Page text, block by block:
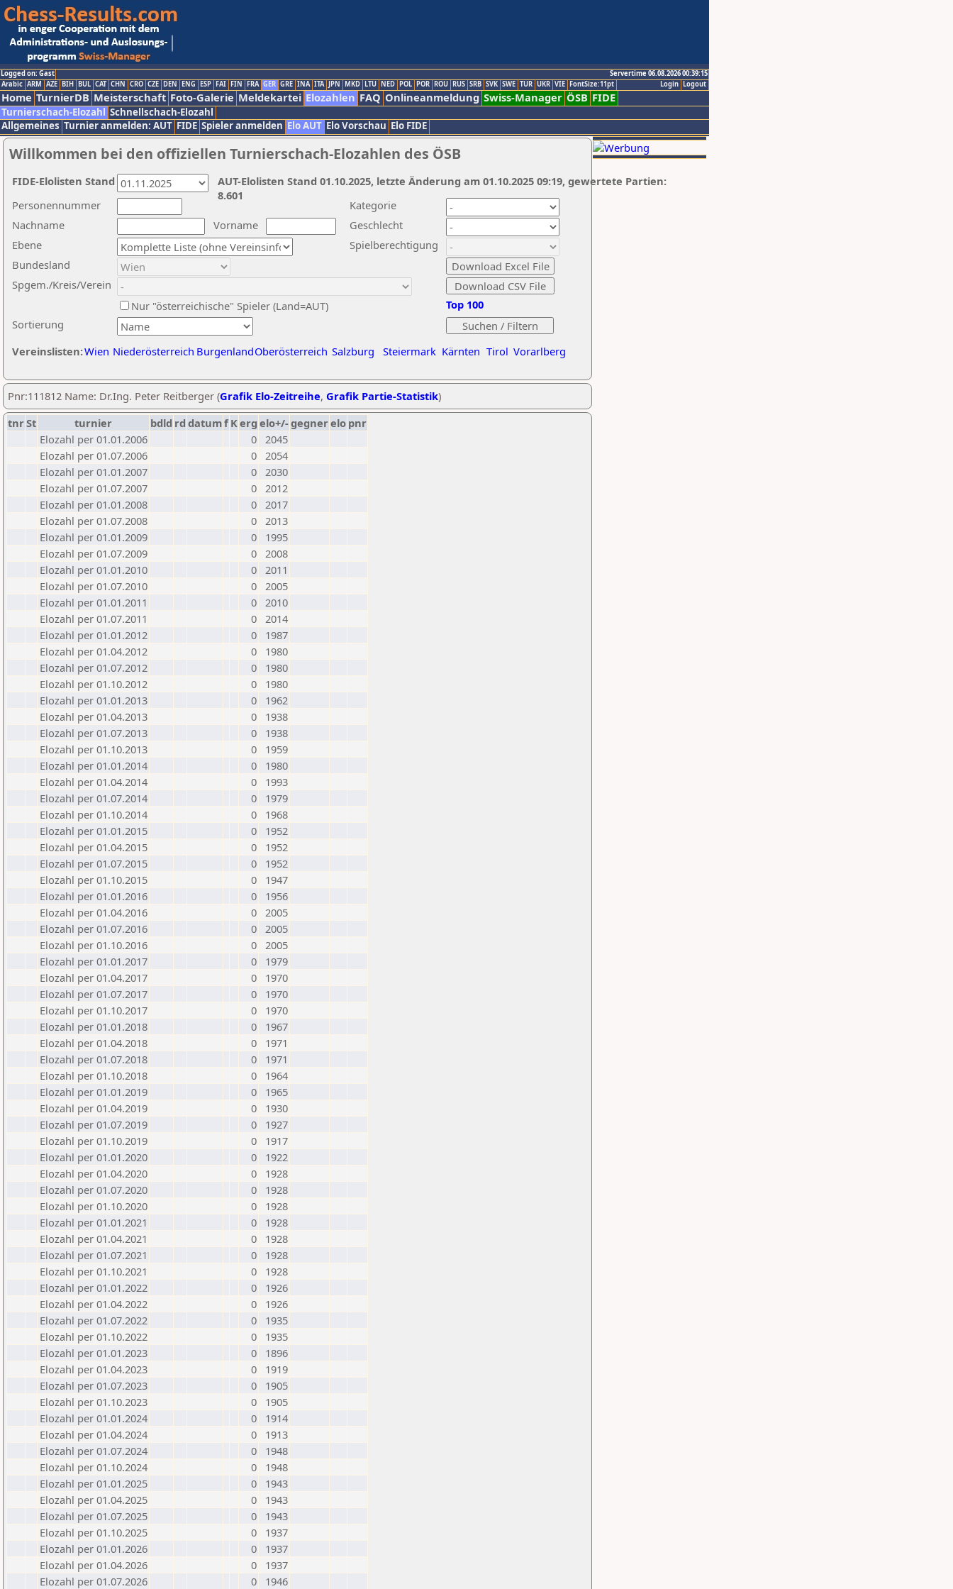
Logged on: Gast
Servertime 06.08.2026 00:39:15
Logout
Login
Arabic ARM AZE BIH BUL CAT CHN CRO CZE DEN ENG ESP FAI FIN FRA GER GRE INA ITA JPN MKD LTU NED POL POR ROU RUS SRB SVK SWE TUR UKR VIE FontSize:11pt
Home TurnierDB Meisterschaft Foto-Galerie Meldekartei Elozahlen FAQ Onlineanmeldung Swiss-Manager ÖSB FIDE
Turnierschach-Elozahl Schnellschach-Elozahl
Allgemeines Turnier anmelden: AUT FIDE Spieler anmelden Elo AUT Elo Vorschau Elo FIDE
Willkommen bei den offiziellen Turnierschach-Elozahlen des ÖSB
Nachname
Vorname
Ebene
Kategorie
Sortierung
Personennummer
Bundesland
Spgem./Kreis/Verein
Geschlecht
Nur "österreichische" Spieler (Land=AUT)
Spielberechtigung
Vereinslisten:Wien Niederösterreich BurgenlandOberösterreich Salzburg Steiermark Kärnten Tirol Vorarlberg
Top 100
AUT-Elolisten Stand 01.10.2025, letzte Änderung am 01.10.2025 09:19, gewertete Partien:
8.601
FIDE-Elolisten Stand
Pnr:111812 Name: Dr.Ing. Peter Reitberger (Grafik Elo-Zeitreihe, Grafik Partie-Statistik)
tnrSt turnier bdld rd datumf Kerg elo+/-gegnerelo pnr
Elozahl per 01.01.2006
0 2045
Elozahl per 01.07.2006
0 2054
Elozahl per 01.01.2007
0 2030
Elozahl per 01.07.2007
0 2012
Elozahl per 01.01.2008
0 2017
Elozahl per 01.07.2008
0 2013
Elozahl per 01.01.2009
0
1995
Elozahl per 01.07.2009
0 2008
Elozahl per 01.01.2010
0 2011
Elozahl per 01.07.2010
0 2005
Elozahl per 01.01.2011
0 2010
Elozahl per 01.07.2011
0 2014
Elozahl per 01.01.2012
0
1987
Elozahl per 01.04.2012
0
1980
Elozahl per 01.07.2012
0
1980
Elozahl per 01.10.2012
0
1980
Elozahl per 01.01.2013
0
1962
Elozahl per 01.04.2013
0
1938
Elozahl per 01.07.2013
0
1938
Elozahl per 01.10.2013
0
1959
Elozahl per 01.01.2014
0
1980
Elozahl per 01.04.2014
0
1993
Elozahl per 01.07.2014
0
1979
Elozahl per 01.10.2014
0
1968
Elozahl per 01.01.2015
0
1952
Elozahl per 01.04.2015
0
1952
Elozahl per 01.07.2015
0
1952
Elozahl per 01.10.2015
0
1947
Elozahl per 01.01.2016
0
1956
Elozahl per 01.04.2016
0 2005
Elozahl per 01.07.2016
0 2005
Elozahl per 01.10.2016
0 2005
Elozahl per 01.01.2017
0
1979
Elozahl per 01.04.2017
0
1970
Elozahl per 01.07.2017
0
1970
Elozahl per 01.10.2017
0
1970
Elozahl per 01.01.2018
0
1967
Elozahl per 01.04.2018
0
1971
Elozahl per 01.07.2018
0
1971
Elozahl per 01.10.2018
0
1964
Elozahl per 01.01.2019
0
1965
Elozahl per 01.04.2019
0
1930
Elozahl per 01.07.2019
0
1927
Elozahl per 01.10.2019
0
1917
Elozahl per 01.01.2020
0
1922
Elozahl per 01.04.2020
0
1928
Elozahl per 01.07.2020
0
1928
Elozahl per 01.10.2020
0
1928
Elozahl per 01.01.2021
0
1928
Elozahl per 01.04.2021
0
1928
Elozahl per 01.07.2021
0
1928
Elozahl per 01.10.2021
0
1928
Elozahl per 01.01.2022
0
1926
Elozahl per 01.04.2022
0
1926
Elozahl per 01.07.2022
0
1935
Elozahl per 01.10.2022
0
1935
Elozahl per 01.01.2023
0
1896
Elozahl per 01.04.2023
0
1919
Elozahl per 01.07.2023
0
1905
Elozahl per 01.10.2023
0
1905
Elozahl per 01.01.2024
0
1914
Elozahl per 01.04.2024
0
1913
Elozahl per 01.07.2024
0
1948
Elozahl per 01.10.2024
0
1948
Elozahl per 01.01.2025
0
1943
Elozahl per 01.04.2025
0
1943
Elozahl per 01.07.2025
0
1943
Elozahl per 01.10.2025
0
1937
Elozahl per 01.01.2026
0
1937
Elozahl per 01.04.2026
0
1937
Elozahl per 01.07.2026
0 1946